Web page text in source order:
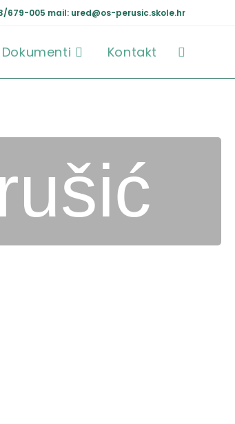
679-005 mail: ured@os-perusic.skole.hr
Dokumenti Kontakt